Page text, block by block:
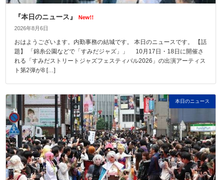
『本日のニュース』
New!!
2026年8月6日
おはようございます。内勤事務の結城です。 本日のニュースです。 【話
題】 「錦糸公園などで「すみだジャズ」」 10月17日・18日に開催さ
れる「すみだストリートジャズフェスティバル2026」の出演アーティス
ト第2弾が8 […]
本日のニュース